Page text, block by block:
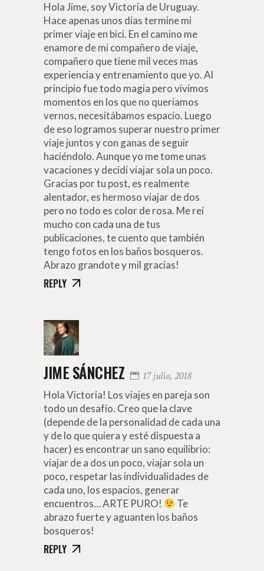
Hola Jime, soy Victoria de Uruguay.
Hace apenas unos días termine mi
primer viaje en bici. En el camino me
enamore de mi compañero de viaje,
compañero que tiene mil veces mas
experiencia y entrenamiento que yo. Al
principio fue todo magia pero vivimos
momentos en los que no queríamos
vernos, necesitábamos espacio. Luego
de eso logramos superar nuestro primer
viaje juntos y con ganas de seguir
haciéndolo. Aunque yo me tome unas
vacaciones y decidí viajar sola un poco.
Gracias por tu post, es realmente
alentador, es hermoso viajar de dos
pero no todo es color de rosa. Me reí
mucho con cada una de tus
publicaciones, te cuento que también
tengo fotos en los baños bosqueros.
Abrazo grandote y mil gracias!
REPLY
JIME SÁNCHEZ 17 julio, 2018
Hola Victoria! Los viajes en pareja son
todo un desafío. Creo que la clave
(depende de la personalidad de cada una
y de lo que quiera y esté dispuesta a
hacer) es encontrar un sano equilibrio:
viajar de a dos un poco, viajar sola un
poco, respetar las individualidades de
cada uno, los espacios, generar
encuentros… ARTE PURO!
Te
abrazo fuerte y aguanten los baños
bosqueros!
REPLY